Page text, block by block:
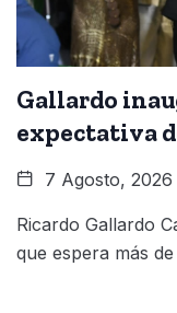
Gallardo
expectativa
7 Agosto, 2026
Ricardo Gallardo
que espera más